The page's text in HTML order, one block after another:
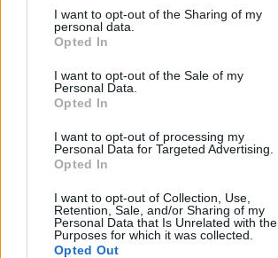
I want to opt-out of the Sharing of my
personal data.
Opted In
I want to opt-out of the Sale of my
Personal Data.
Opted In
I want to opt-out of processing my
Personal Data for Targeted Advertising.
Opted In
I want to opt-out of Collection, Use,
Retention, Sale, and/or Sharing of my
Personal Data that Is Unrelated with the
Purposes for which it was collected.
Opted Out